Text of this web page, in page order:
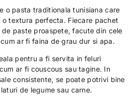
o pasta traditionala tunisiana care
textura perfecta. Fiecare pachet
paste proaspete, facute din cele
ar fi faina de grau dur si apa.
pentru a fi servita in feluri
ar fi couscous sau tagine. In
consistente, se poate potrivi bine
de legume sau carne.